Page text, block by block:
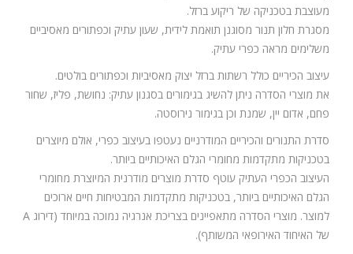
מעוצבת בטכניקה של ריקוע ברזל.
מסגרת חלון תנור מסוגנן תואמת לידית, שעון עתיק וכפתורים מאסיביים
משלימים מראה כפרי עתיק.
עיצוב הכיריים כולל רשתות ברזל יצוק מאסיביות וכפתורים בולטים.
את מוצרי הסדרה ניתן להשיג בגימורים בסגנון עתיק: נחושת, פליז, שחור
פחם, אדום יין, שמנת וכן בגימור נירוסטה.
סדרת התנורים והכיריים המודרניים נעטפו בעיצוב כפרי, אולם מיוצרים
בטכניקות מתקדמות מחומרי הגלם האיכותיים ביותר.
העיצוב הכפרי העתיק עוטף סדרת מוצרים מודרנית המיוצרת מחומרי
הגלם האיכותיים ביותר, בטכניקות מתקדמות המבטיחות חיים ארוכים
למוצר. מוצרי הסדרה מתאפיינים בצריכת אנרגיה נמוכה במיוחד (דירוג A
של האיחוד האירופאי המשותף).